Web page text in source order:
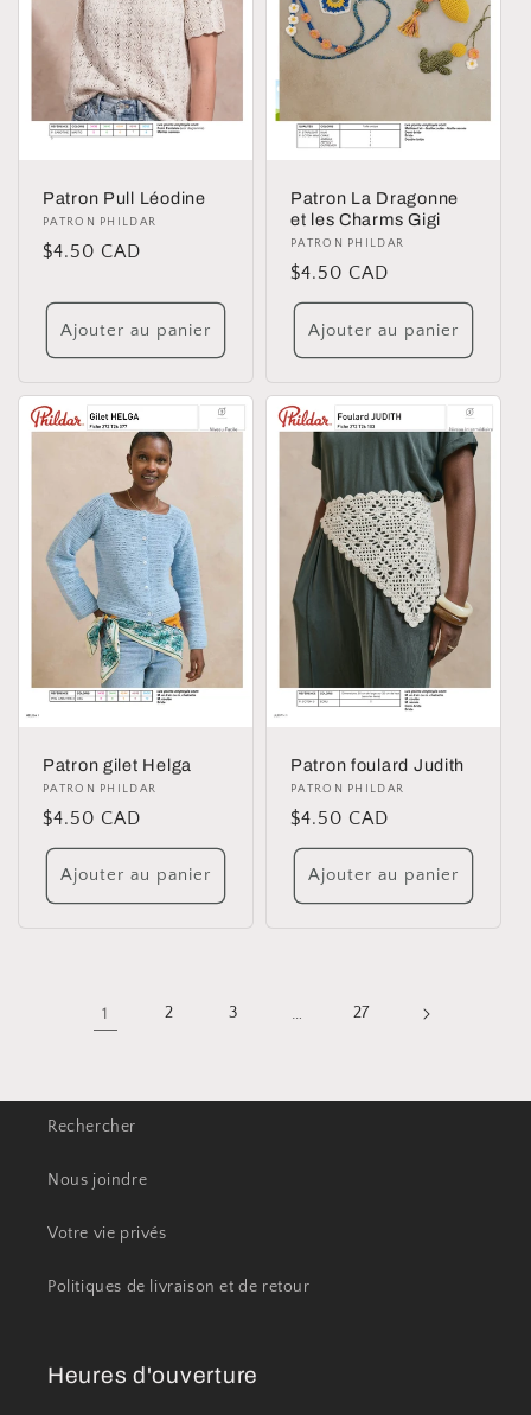
Patron Pull Léodine
Distributeur :
PATRON PHILDAR
Prix
$4.50 CAD
Ajouter au panier
Patron La Dragonne
et les Charms Gigi
Distributeur :
PATRON PHILDAR
Prix
habituel
$4.50 CAD
Ajouter au panier
Patron gilet Helga
Distributeur :
PATRON PHILDAR
Prix
habituel
$4.50 CAD
Ajouter au panier
Patron foulard Judith
Distributeur :
PATRON PHILDAR
Prix
habituel
$4.50 CAD
Ajouter au panier
1 2 3 … 27
Rechercher
Nous joindre
Votre vie privés
Politiques de livraison et de retour
Heures d'ouverture